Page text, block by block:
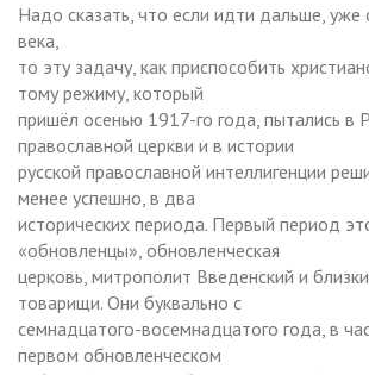
Надо сказать, что если идти дальше, уже
века,
то эту задачу, как приспособить
тому режиму, который
пришёл осенью 1917-го года, пытались в
православной церкви и в истории
русской православной интеллигенции
менее успешно, в два
исторических периода. Первый период
«обновленцы», обновленческая
церковь, митрополит Введенский и
товарищи. Они буквально с
семнадцатого-восемнадцатого года, в
первом обновленческом